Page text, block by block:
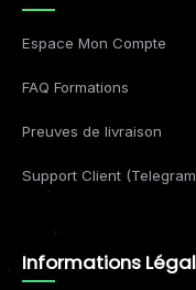
Espace Mon Compte
FAQ Formations
Preuves de livraison
Support Client
Informations